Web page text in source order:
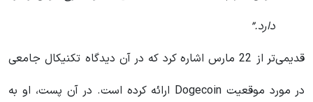
دارد.”
قدیمی‌تر از 22 مارس اشاره کرد که در آن دیدگاه تکنیکال جامعی
در مورد موقعیت Dogecoin ارائه کرده است. در آن پست، او به